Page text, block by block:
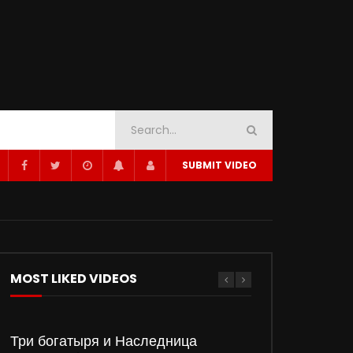
SUBMIT VIDEO
MOST LIKED VIDEOS
Три богатыря и Наследница